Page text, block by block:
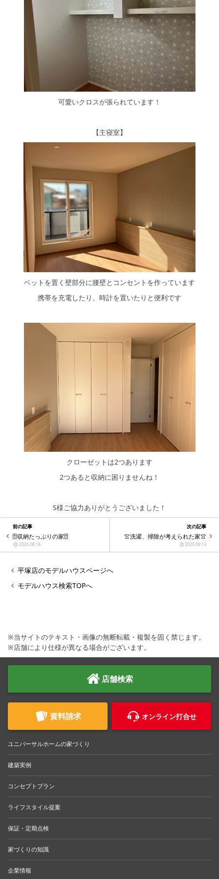
可愛いクロスが張られています！
【主寝室】
ベットを置く壁部分に腰壁とコンセントを作っています
携帯を充電したり、時計を置いたりと便利です
クローゼットは2つあります
2つあると収納に困りませんね！
S様ご協力ありがとうございました！
前の記事
🗄️収納たっぷりの家️🗄️
2025.08.16
次の記事
👚洗濯、掃除が考えられた家👚
2025.09.13
平塚店のモデルハウスページへ
モデルハウス検索TOPへ
※当サイトのテキスト・画像の無断転載・複製を固く禁じます。
※店舗により仕様が異なる場合がございます。
店舗検索
資料請求 オンライン打合せ
ユニバーサルホームの家づくり
建築実例
コンセプトプラン
ライフスタイル提案
保証・定期点検
家づくりの知識
企業情報